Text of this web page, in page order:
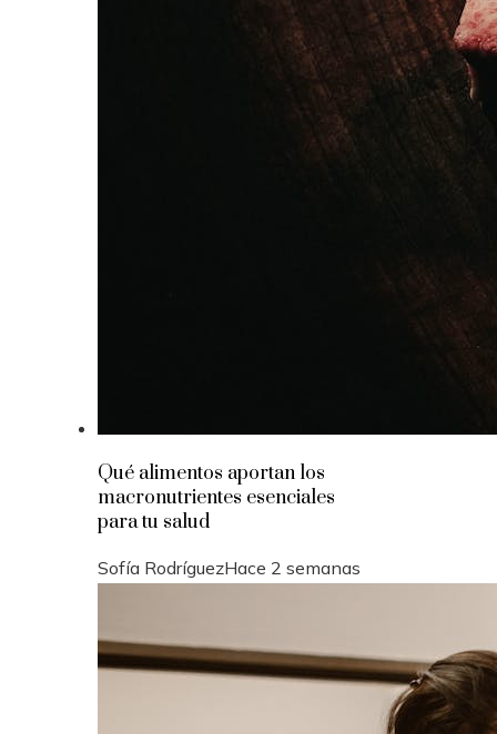
Qué alimentos aportan los
macronutrientes esenciales
para tu salud
Sofía RodríguezHace 2 semanas